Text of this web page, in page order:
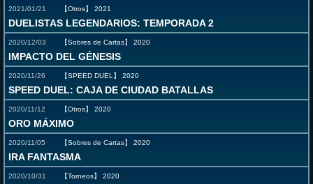
2021/01/21 【Otros】 2021
DUELISTAS LEGENDARIOS: TEMPORADA 2
2020/12/03 【Sobres de Cartas】 2020
IMPACTO DEL GÉNESIS
2020/11/26 【SPEED DUEL】 2020
SPEED DUEL: CAJA DE CIUDAD BATALLAS
2020/11/12 【Otros】 2020
ORO MÁXIMO
2020/11/05 【Sobres de Cartas】 2020
IRA FANTASMA
2020/10/31 【Torneos】 2020